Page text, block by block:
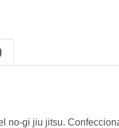
gi jiu jitsu.